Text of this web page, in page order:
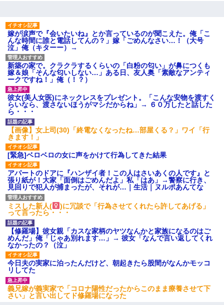
嫁が涙声で『会いたいね』とか言っているのが聞こえた。俺「こ
んな時間に誰と電話してんの？」嫁「ごめんなさい…！（大号
泣」俺（キターー）→
新築の家で。クラクラするくらいの「白粉の匂い」が鼻につくも
嫁＆娘「そんな匂いしない…」ある日、友人奥「素敵なアンティ
ークですね！」俺（！？）
彼女(美人女医)にネックレスをプレゼント。「こんな安物を渡すく
らいなら、渡さないほうがマシだからね」→ ６０万したと話した
ら・・・
【画像】女上司(30)「終電なくなったね…部屋くる？」ワイ「行
きます！」
[緊急]ベロベロの女に声をかけて行為してきた結果
アパートのドアに『ハンザイ者！この人はさいあくの人です』と
張り紙が！大家「面倒はごめんだよ」私「はあ」→警察に行き、
見回りで犯人が捕まったが、それが…｜生活｜ヌルポあんてな
ミスした新人(
)に冗談で「行為させてくれたら許してあげる」
って言ったら・・・
【修羅場】彼女親「カスな家柄のヤツなんかと家族になるのはご
めんだ」俺「じゃあ別れます…」→ 彼女「なんで言い返してくれ
なかったの？（泣」
今日夫の実家に泊ったんだけど、朝起きたら股間がなんかモッコ
リしてた
義兄嫁が義実家で「コロナ陽性だったからこのまま療養させて下
さい」と言い出してド修羅場になった